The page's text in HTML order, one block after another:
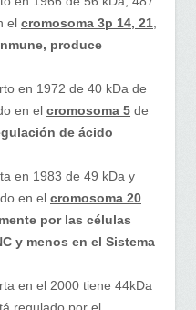
el cromosoma 3p 14, 21
produce
en 1972 de 40 kDa de
en el cromosoma 5 de
de ácido
en 1983 de 49 kDa y
en el cromosoma 20
por las células
y menos en el Sistema
en el 2000 tiene 44kDa
regulado por el